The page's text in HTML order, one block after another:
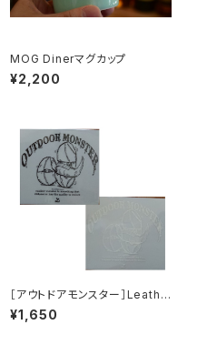
MOG Dinerマグカップ
¥2,200
［アウトドアモンスター］Leathe
rEEG 転写ステッカー黒/白
¥1,650